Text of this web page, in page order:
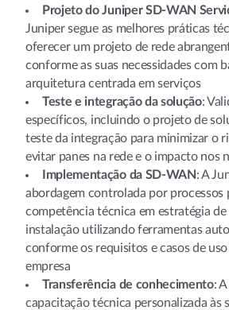
Projeto do Juniper SD-WAN
Juniper segue as melhores práticas
oferecer um projeto de rede
conforme as suas necessidades com
arquitetura centrada em serviços
Teste e integração da solução:
específicos, incluindo o projeto de
teste da integração para minimizar o
evitar panes na rede e o impacto nos
Implementação da SD-WAN: A
abordagem controlada por
competência técnica em estratégia
instalação utilizando ferramentas
conforme os requisitos e casos de
empresa
Transferência de conhecimento:
capacitação técnica personalizada às